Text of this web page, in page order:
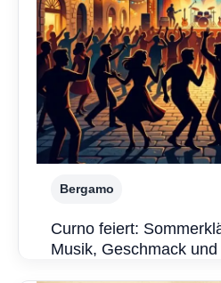
Bergamo
Curno feiert:
Musik, Geschmack